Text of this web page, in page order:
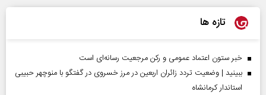
تازه ها
خبر ستون اعتماد عمومی و رکن مرجعیت رسانه‌ای است
ببینید | وضعیت تردد زائران اربعین در مرز خسروی در گفتگو با منوچهر حبیبی
استاندار کرمانشاه